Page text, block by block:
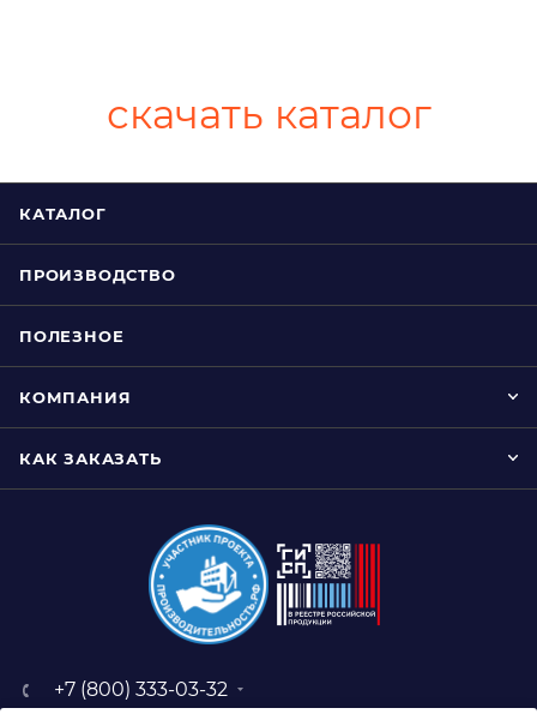
скачать каталог
КАТАЛОГ
ПРОИЗВОДСТВО
ПОЛЕЗНОЕ
КОМПАНИЯ
КАК ЗАКАЗАТЬ
+7 (800) 333-03-32